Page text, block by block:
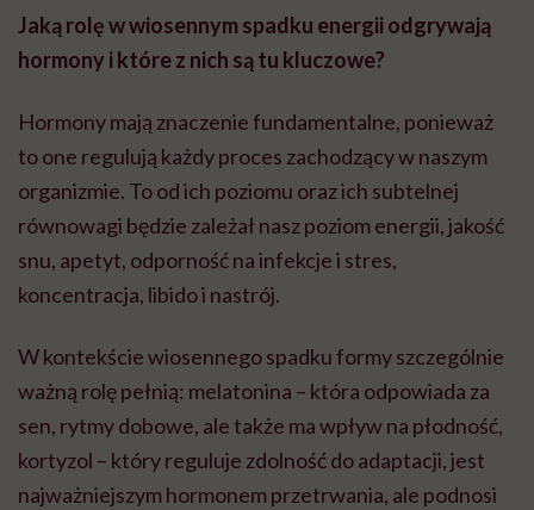
Jaką rolę w wiosennym spadku energii odgrywają
hormony i które z nich są tu kluczowe?
Hormony mają znaczenie fundamentalne, ponieważ
to one regulują każdy proces zachodzący w naszym
organizmie. To od ich poziomu oraz ich subtelnej
równowagi będzie zależał nasz poziom energii, jakość
snu, apetyt, odporność na infekcje i stres,
koncentracja, libido i nastrój.
W kontekście wiosennego spadku formy szczególnie
ważną rolę pełnią: melatonina – która odpowiada za
sen, rytmy dobowe, ale także ma wpływ na płodność,
kortyzol – który reguluje zdolność do adaptacji, jest
najważniejszym hormonem przetrwania, ale podnosi